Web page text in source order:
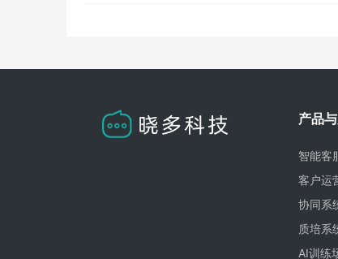
产品
智能客
客户运
协同系
质培系
AI训练